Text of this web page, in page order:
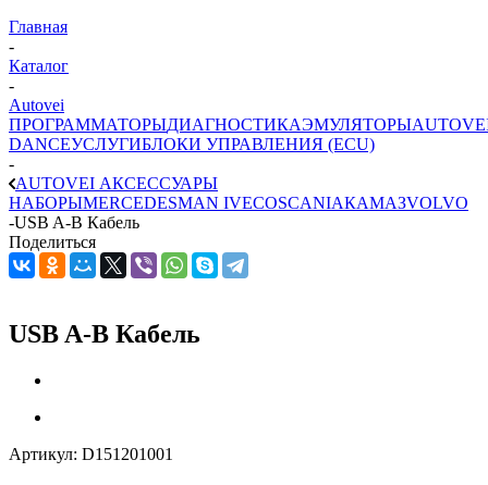
Главная
-
Каталог
-
Autovei
ПРОГРАММАТОРЫДИАГНОСТИКАЭМУЛЯТОРЫ
DANCEУСЛУГИБЛОКИ УПРАВЛЕНИЯ (ECU)
-
AUTOVEI АКСЕССУАРЫ
НАБОРЫMERCEDESMAN IVECOSCANIAКАМАЗVOLVO
-USB A-B Кабель
Поделиться
USB A-B Кабель
Артикул: D151201001